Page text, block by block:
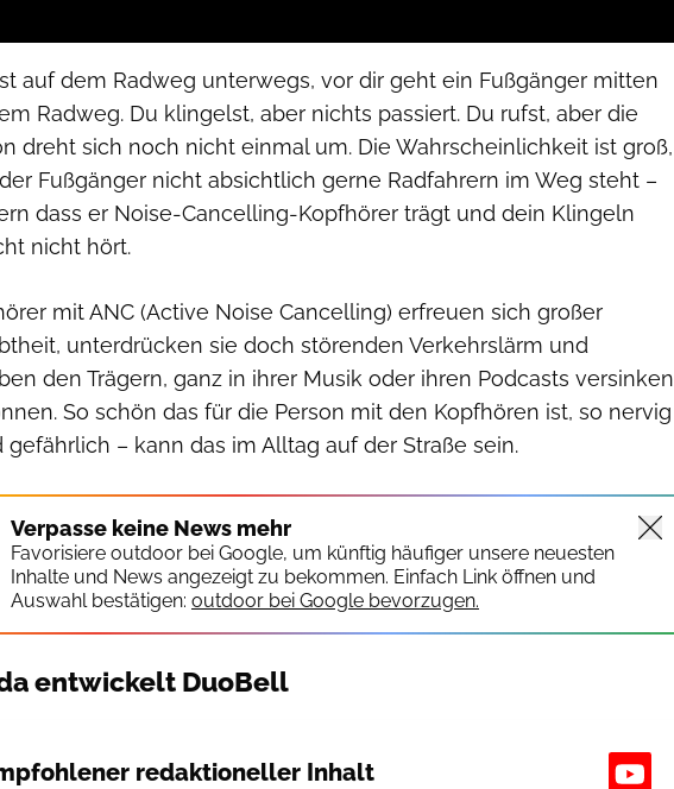
auf dem Radweg unterwegs, vor dir geht ein Fußgänger mitten
Radweg. Du klingelst, aber nichts passiert. Du rufst, aber die
dreht sich noch nicht einmal um. Die Wahrscheinlichkeit ist groß,
Fußgänger nicht absichtlich gerne Radfahrern im Weg steht –
dass er Noise-Cancelling-Kopfhörer trägt und dein Klingeln
nicht hört.
mit ANC (Active Noise Cancelling) erfreuen sich großer
unterdrücken sie doch störenden Verkehrslärm und
den Trägern, ganz in ihrer Musik oder ihren Podcasts versinken
So schön das für die Person mit den Kopfhören ist, so nervig
gefährlich – kann das im Alltag auf der Straße sein.
Verpasse keine News mehr
Favorisiere outdoor bei Google, um künftig häufiger unsere neuesten
Inhalte und News angezeigt zu bekommen. Einfach Link öffnen und
Auswahl bestätigen: outdoor bei Google bevorzugen.
entwickelt DuoBell
redaktioneller Inhalt